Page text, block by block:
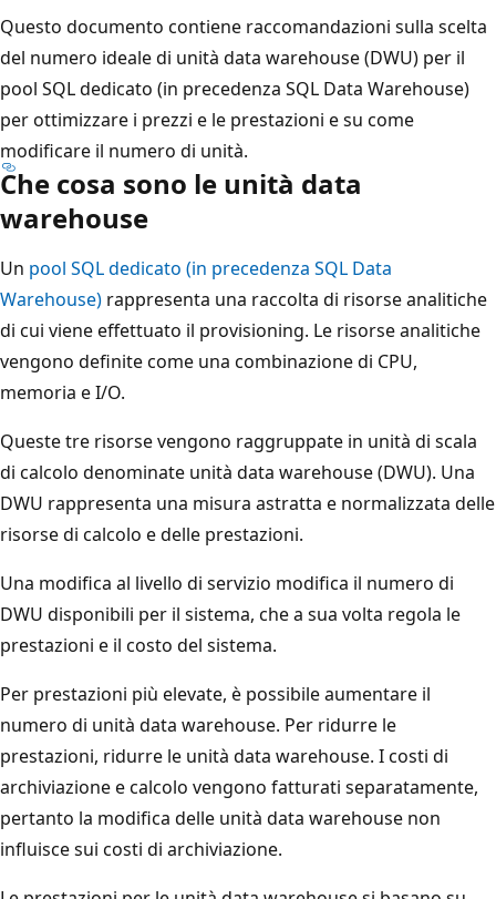
Questo documento contiene raccomandazioni sulla scelta
del numero ideale di unità data warehouse (DWU) per il
pool SQL dedicato (in precedenza SQL Data Warehouse)
per ottimizzare i prezzi e le prestazioni e su come
modificare il numero di unità.
Che cosa sono le unità data
warehouse
Un pool SQL dedicato (in precedenza SQL Data
Warehouse) rappresenta una raccolta di risorse analitiche
di cui viene effettuato il provisioning. Le risorse analitiche
vengono definite come una combinazione di CPU,
memoria e I/O.
Queste tre risorse vengono raggruppate in unità di scala
di calcolo denominate unità data warehouse (DWU). Una
DWU rappresenta una misura astratta e normalizzata delle
risorse di calcolo e delle prestazioni.
Una modifica al livello di servizio modifica il numero di
DWU disponibili per il sistema, che a sua volta regola le
prestazioni e il costo del sistema.
Per prestazioni più elevate, è possibile aumentare il
numero di unità data warehouse. Per ridurre le
prestazioni, ridurre le unità data warehouse. I costi di
archiviazione e calcolo vengono fatturati separatamente,
pertanto la modifica delle unità data warehouse non
influisce sui costi di archiviazione.